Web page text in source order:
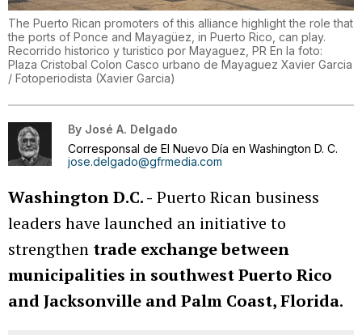
The Puerto Rican promoters of this alliance highlight the role that
the ports of Ponce and Mayagüez, in Puerto Rico, can play.
Recorrido historico y turistico por Mayaguez, PR En la foto:
Plaza Cristobal Colon Casco urbano de Mayaguez Xavier Garcia
/ Fotoperiodista (Xavier Garcia)
By José A. Delgado
Corresponsal de El Nuevo Día en Washington D. C.
jose.delgado@gfrmedia.com
Washington D.C. - Puerto Rican business
leaders have launched an initiative to
strengthen trade exchange between
municipalities in southwest Puerto Rico
and Jacksonville and Palm Coast, Florida.